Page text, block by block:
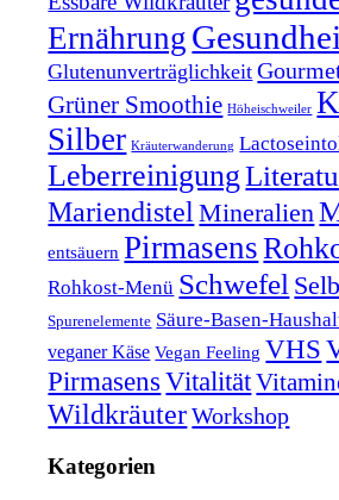
Ernährung
Glutenunverträglichkeit
Grüner Smoothie Höheischweiler
Silber Kräuterwanderung
Leberreinigung
Mariendistel Mineralien
entsäuern Pirmasens
Rohkost-Menü Schwefel
Spurenelemente Säure-Basen-
veganer Käse Vegan Feeling VHS
Pirmasens Vitalität
Wildkräuter Workshop
Kategorien